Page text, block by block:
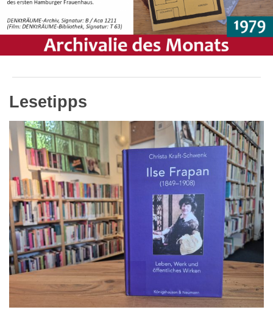
Lesetipps